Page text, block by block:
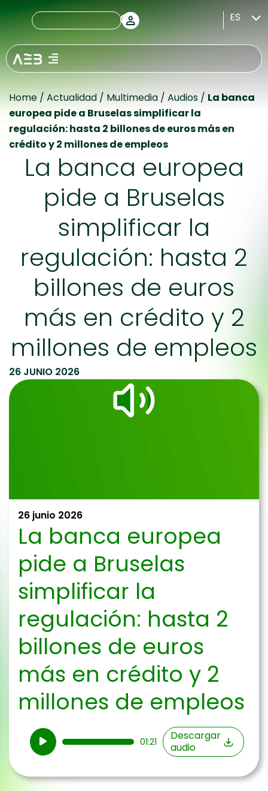
ES
Home / Actualidad / Multimedia / Audios / La banca
europea pide a Bruselas simplificar la
regulación: hasta 2 billones de euros más en
crédito y 2 millones de empleos
La banca europea
pide a Bruselas
simplificar la
regulación: hasta 2
billones de euros
más en crédito y 2
millones de empleos
26 JUNIO 2026
26 junio 2026
La banca europea
pide a Bruselas
simplificar la
regulación: hasta 2
billones de euros
más en crédito y 2
millones de empleos
Reproductor
de
01:21
Descargar
audio